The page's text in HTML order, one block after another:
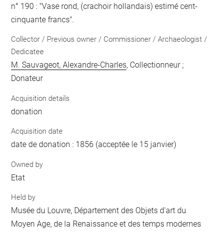
n° 190 : "Vase rond, (crachoir hollandais) estimé cent-
cinquante francs".
Collector / Previous owner / Commissioner / Archaeologist /
Dedicatee
M. Sauvageot, Alexandre-Charles, Collectionneur ;
Donateur
Acquisition details
donation
Acquisition date
date de donation : 1856 (acceptée le 15 janvier)
Owned by
Etat
Held by
Musée du Louvre, Département des Objets d'art du
Moyen Age, de la Renaissance et des temps modernes